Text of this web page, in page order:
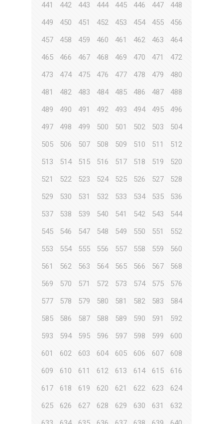
441
442 443 444 445 446 447
448
449
450 451 452 453 454 455
456
457
458 459 460 461 462 463
464
465
466 467 468 469 470 471
472
473
474 475 476 477 478 479
480
481
482 483 484 485 486 487
488
489
490 491 492 493 494 495
496
497
498 499 500 501 502 503
504
505
506 507 508 509 510 511
512
513
514 515 516 517 518 519
520
521
522 523 524 525 526 527
528
529
530 531 532 533 534 535
536
537
538 539 540 541 542 543
544
545
546 547 548 549 550 551
552
553
554 555 556 557 558 559
560
561
562 563 564 565 566 567
568
569
570 571 572 573 574 575
576
577
578 579 580 581 582 583
584
585
586 587 588 589 590 591
592
593
594 595 596 597 598 599
600
601
602 603 604 605 606 607
608
609
610 611 612 613 614 615
616
617
618 619 620 621 622 623
624
625
626 627 628 629 630 631
632